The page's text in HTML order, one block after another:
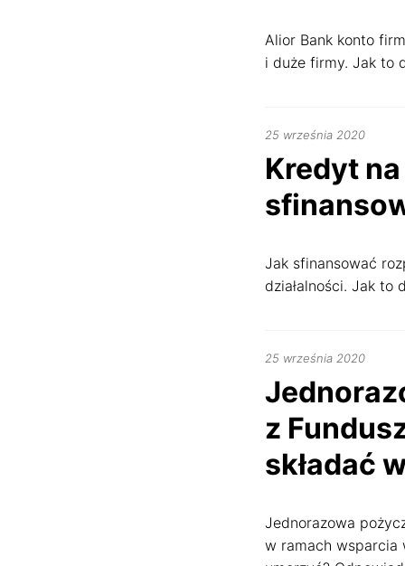
Alior Bank konto
i duże firmy. Jak to
25 września 202022
2022
Kredyt
Jak sfinansować
działalności. Jak to
25 września 202014
2022
z
składać
Jednorazowa
w ramach wsparcia
Używamy ciasteczek,
one również
Ustawienia